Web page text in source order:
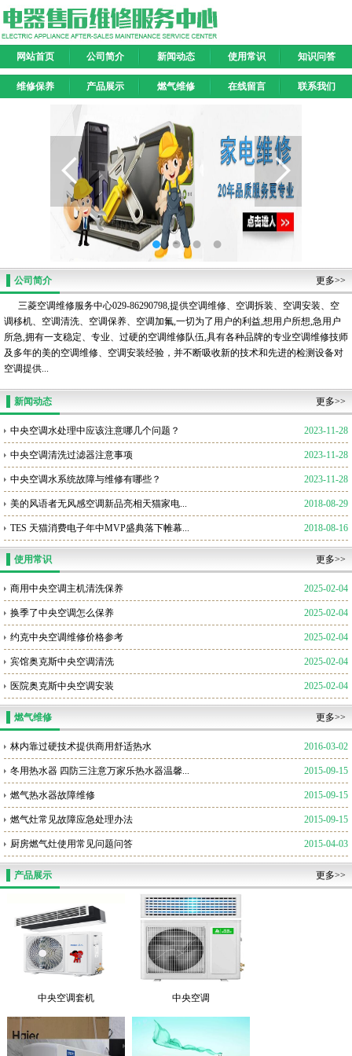
网站首页 公司简介 新闻动态 使用常识 知识问答
维修保养 产品展示 燃气维修 在线留言 联系我们
公司简介 更多>>
三菱空调维修服务中心029-86290798,提供空调维修、空调拆装、空调安装、空
调移机、空调清洗、空调保养、空调加氟,一切为了用户的利益,想用户所想,急用户
所急,拥有一支稳定、专业、过硬的空调维修队伍,具有各种品牌的专业空调维修技师
及多年的美的空调维修、空调安装经验，并不断吸收新的技术和先进的检测设备对
空调提供...
新闻动态 更多>>
2023-11-28
中央空调水处理中应该注意哪几个问题？
2023-11-28
中央空调清洗过滤器注意事项
2023-11-28
中央空调水系统故障与维修有哪些？
2018-08-29
美的风语者无风感空调新品亮相天猫家电...
2018-08-16
TES 天猫消费电子年中MVP盛典落下帷幕...
使用常识 更多>>
2025-02-04
商用中央空调主机清洗保养
2025-02-04
换季了中央空调怎么保养
2025-02-04
约克中央空调维修价格参考
2025-02-04
宾馆奥克斯中央空调清洗
2025-02-04
医院奥克斯中央空调安装
燃气维修 更多>>
2016-03-02
林内靠过硬技术提供商用舒适热水
2015-09-15
冬用热水器 四防三注意万家乐热水器温馨...
2015-09-15
燃气热水器故障维修
2015-09-15
燃气灶常见故障应急处理办法
2015-04-03
厨房燃气灶使用常见问题问答
产品展示 更多>>
中央空调套机 中央空调